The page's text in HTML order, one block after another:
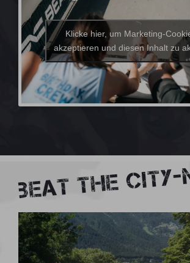
Klicke hier, um Marketing-
akzeptieren und diesen Inhalt zu
beat the city-